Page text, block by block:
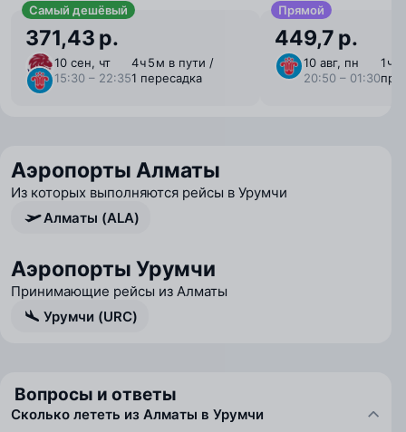
Самый дешёвый
371,43 р.
10 сен, чт
15:30 – 22:35
4 ⁠ч 5 ⁠м в пути /
1 пересадка
Прямой
449,7 р.
10 авг, пн
20:50 – 01:30
1 ⁠ч
Аэропорты Алматы
Из которых выполняются рейсы в Урумчи
Алматы (ALA)
Аэропорты Урумчи
Принимающие рейсы из Алматы
Урумчи (URC)
Вопросы и ответы
Сколько лететь из Алматы в Урумчи